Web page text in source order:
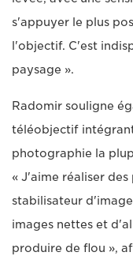
s'appuyer le plus
l'objectif. C'est
paysage ».
Radomir souligne
téléobjectif
photographie la
« J'aime réaliser
stabilisateur
images nettes et
produire de flou »,